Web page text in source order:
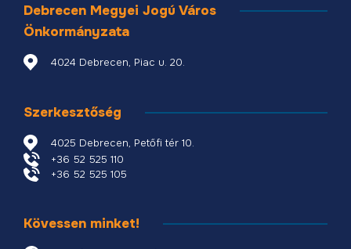
Debrecen Megyei Jogú Város
Önkormányzata
4024 Debrecen, Piac u. 20.
Szerkesztőség
4025 Debrecen, Petőfi tér 10.
+36 52 525 110
+36 52 525 105
Kövessen minket!